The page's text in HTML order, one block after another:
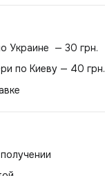
Украине — 30 грн.
по Киеву — 40 грн.